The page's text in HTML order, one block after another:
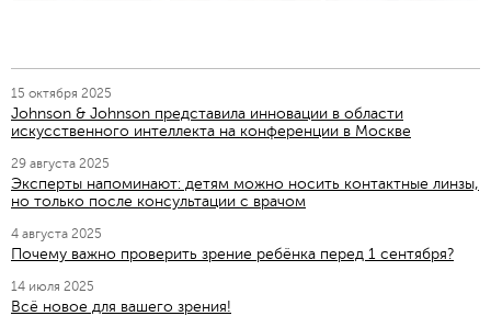
15 октября 2025
Johnson & Johnson представила инновации в области
искусственного интеллекта на конференции в Москве
29 августа 2025
Эксперты напоминают: детям можно носить контактные линзы,
но только после консультации с врачом
4 августа 2025
Почему важно проверить зрение ребёнка перед 1 сентября?
14 июля 2025
Всё новое для вашего зрения!